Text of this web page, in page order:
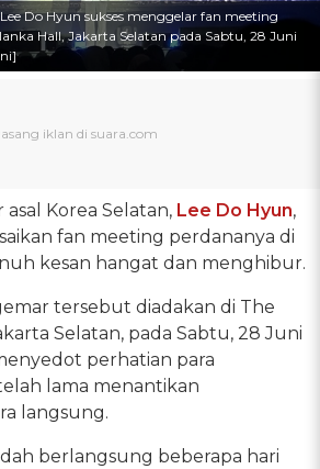
Do Hyun sukses menggelar fan meeting
Hall, Jakarta Selatan pada Sabtu, 28 Juni
asal Korea Selatan, Lee Do Hyun,
fan meeting perdananya di
kesan hangat dan menghibur.
tersebut diadakan di The
Selatan, pada Sabtu, 28 Juni
perhatian para
lama menantikan
langsung.
berlangsung beberapa hari